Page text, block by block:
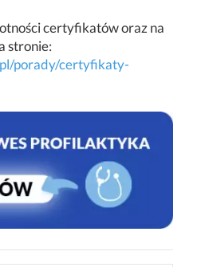
certyfikatów oraz na
stronie:
porady/certyfikaty-